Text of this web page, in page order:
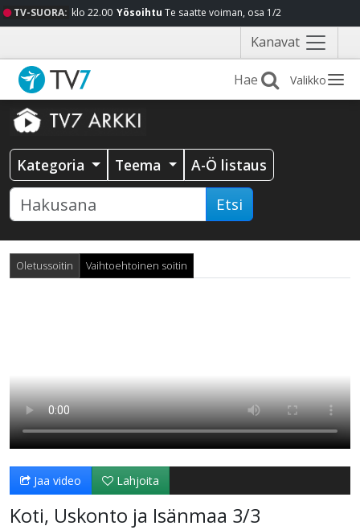
TV-SUORA: klo 22.00 Yösoihtu Te saatte voiman, osa 1/2
Kanavat Näytä
valikko
Valikko
Kategoria Teema A-Ö listaus
Etsi
Oletussoitin Vaihtoehtoinen soitin
Jaa video Lahjoita
Koti, Uskonto ja Isänmaa 3/3